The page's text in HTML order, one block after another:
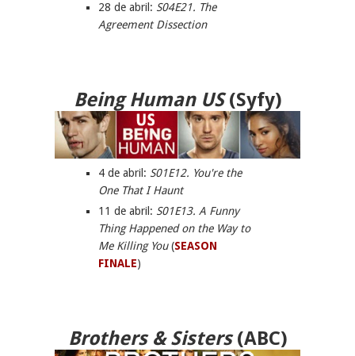
28 de abril: S04E21. The
Agreement Dissection
Being Human US(Syfy)
4 de abril: S01E12. You're the
One That I Haunt
11 de abril: S01E13. A Funny
Thing Happened on the Way to
Me Killing You(SEASON
FINALE)
Brothers & Sisters(ABC)